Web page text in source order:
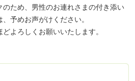
ため、 男性のお連れさまの付き添い
予めお声がけください。
よろしくお願いいたします。